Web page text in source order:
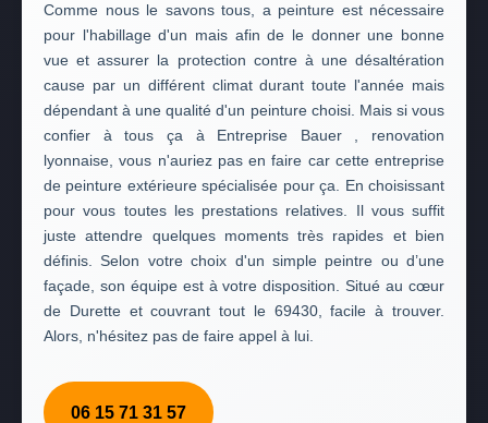
Comme nous le savons tous, a peinture est nécessaire
pour l'habillage d'un mais afin de le donner une bonne
vue et assurer la protection contre à une désaltération
cause par un différent climat durant toute l'année mais
dépendant à une qualité d'un peinture choisi. Mais si vous
confier à tous ça à Entreprise Bauer , renovation
lyonnaise, vous n'auriez pas en faire car cette entreprise
de peinture extérieure spécialisée pour ça. En choisissant
pour vous toutes les prestations relatives. Il vous suffit
juste attendre quelques moments très rapides et bien
définis. Selon votre choix d'un simple peintre ou d’une
façade, son équipe est à votre disposition. Situé au cœur
de Durette et couvrant tout le 69430, facile à trouver.
Alors, n'hésitez pas de faire appel à lui.
06 15 71 31 57